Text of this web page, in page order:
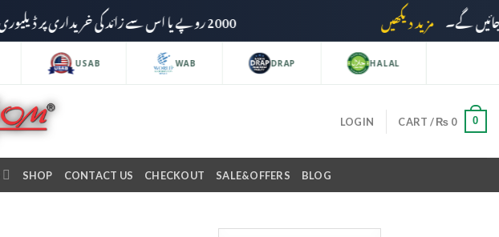
2000 روپے یا اس سے زائد کی خریداری پر ڈیلیوری چارجز وصول نہیں کیے جائیں گے۔ مزید دیکھیں
USAB WAB DRAP HALAL
LOGIN CART /₨ 0 0
SHOP CONTACT US CHECKOUT SALE&OFFERS BLOG